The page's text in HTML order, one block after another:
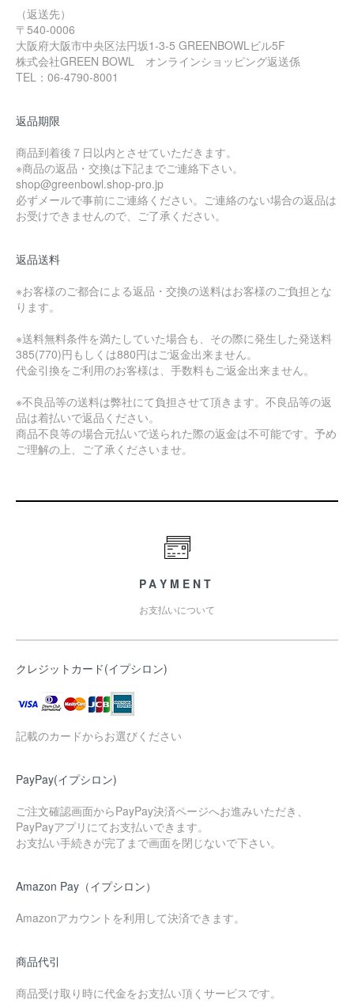
（返送先）
〒540-0006
大阪府大阪市中央区法円坂1-3-5 GREENBOWLビル5F
株式会社GREEN BOWL オンラインショッピング返送係
TEL：06-4790-8001
返品期限
商品到着後７日以内とさせていただきます。
※商品の返品・交換は下記までご連絡下さい。
shop@greenbowl.shop-pro.jp
必ずメールで事前にご連絡ください。ご連絡のない場合の返品は
お受けできませんので、ご了承ください。
返品送料
※お客様のご都合による返品・交換の送料はお客様のご負担とな
ります。
※送料無料条件を満たしていた場合も、その際に発生した発送料
385(770)円もしくは880円はご返金出来ません。
代金引換をご利用のお客様は、手数料もご返金出来ません。
※不良品等の送料は弊社にて負担させて頂きます。不良品等の返
品は着払いで返品ください。
商品不良等の場合元払いで送られた際の返金は不可能です。予め
ご理解の上、ご了承くださいませ。
PAYMENT
お支払いについて
クレジットカード(イプシロン)
記載のカードからお選びください
PayPay(イプシロン)
ご注文確認画面からPayPay決済ページへお進みいただき、
PayPayアプリにてお支払いできます。
お支払い手続きが完了まで画面を閉じないで下さい。
Amazon Pay（イプシロン）
Amazonアカウントを利用して決済できます。
商品代引
商品受け取り時に代金をお支払い頂くサービスです。